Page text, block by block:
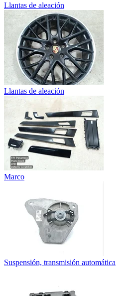
Llantas de aleación
Llantas de aleación
Marco
Suspensión, transmisión automática